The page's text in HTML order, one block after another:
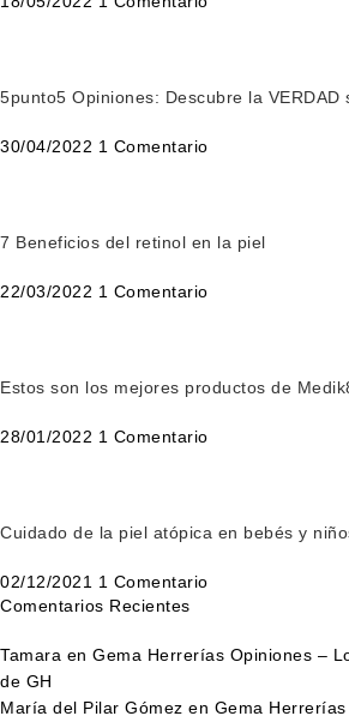
5punto5 Opiniones: Descubre la VERDAD
30/04/2022 1 Comentario
7 Beneficios del retinol en la piel
22/03/2022 1 Comentario
Estos son los mejores productos de
28/01/2022 1 Comentario
Cuidado de la piel atópica en bebés y
02/12/2021 1 Comentario
Comentarios Recientes
Tamara en Gema Herrerías Opiniones –
de GH
María del Pilar Gómez en Gema